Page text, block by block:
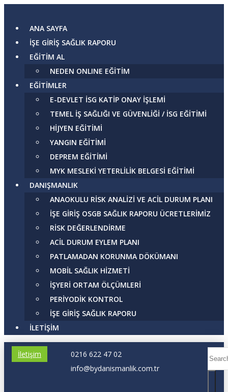
content
ANA SAYFA
İŞE GİRİŞ SAĞLIK RAPORU
EĞİTİM AL
NEDEN ONLINE EĞİTİM
EĞİTİMLER
E-DEVLET İSG KATİP ONAY İŞLEMİ
TEMEL İŞ SAĞLIĞI VE GÜVENLIĞI / İSG EĞITIMI
HİJYEN EĞİTİMİ
YANGIN EĞİTİMİ
DEPREM EĞİTİMİ
MYK MESLEKİ YETERLİLİK BELGESİ EĞİTİMİ
DANIŞMANLIK
ANAOKULU RİSK ANALİZİ VE ACİL DURUM PLANI
İŞE GİRİŞ OSGB SAĞLIK RAPORU ÜCRETLERİMİZ
RİSK DEĞERLENDİRME
ACİL DURUM EYLEM PLANI
PATLAMADAN KORUNMA DÖKÜMANI
MOBİL SAĞLIK HİZMETİ
İŞYERİ ORTAM ÖLÇÜMLERİ
PERİYODİK KONTROL
İŞE GİRİŞ SAĞLIK RAPORU
İLETIŞIM
İletişim
0216 622 47 02
info@bydanismanlik.com.tr